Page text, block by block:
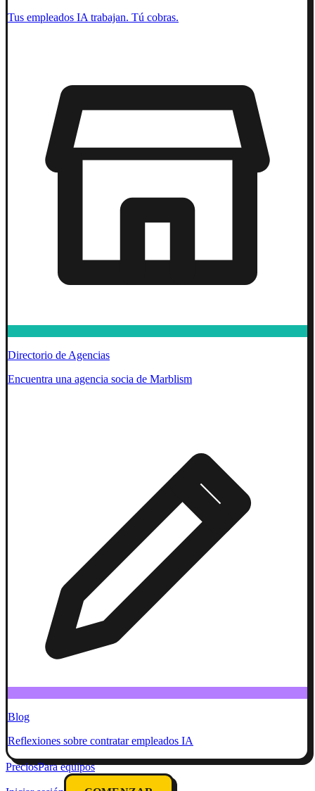
Tus empleados IA trabajan. Tú cobras.
Directorio de Agencias
Encuentra una agencia socia de Marblism
Blog
Reflexiones sobre contratar empleados IA
PreciosPara equipos